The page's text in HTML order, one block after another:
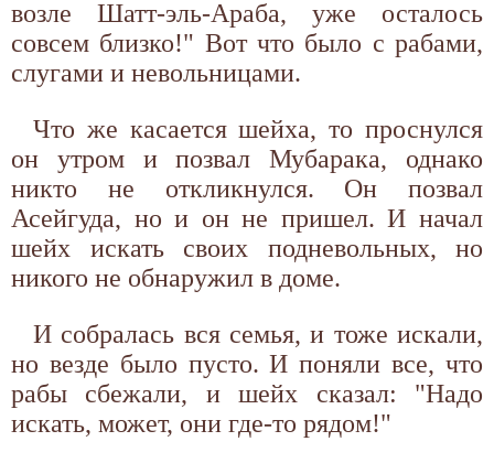
возле Шатт-эль-Араба, уже осталось
совсем близко!" Вот что было с рабами,
слугами и невольницами.
Что же касается шейха, то проснулся
он утром и позвал Мубарака, однако
никто не откликнулся. Он позвал
Асейгуда, но и он не пришел. И начал
шейх искать своих подневольных, но
никого не обнаружил в доме.
И собралась вся семья, и тоже искали,
но везде было пусто. И поняли все, что
рабы сбежали, и шейх сказал: "Надо
искать, может, они где-то рядом!"